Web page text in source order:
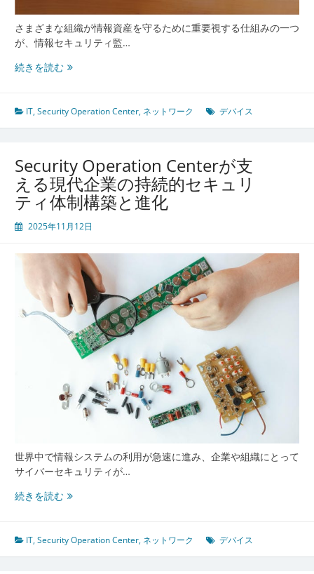
さまざまな組織が情報資産を守るために重要視する仕組みの一つ
が、情報セキュリティ監…
続きを読む進
る
情
盤
を
支
え
る
Operation
Center
の
多
角
的
な
と
運
前
線
IT,Security Operation Center, ネットワーク デバイス
Security Operation Centerが支
える現代企業の持続的セキュリ
ティ体制構築と進化
2025年11月12日
世界中で情報システムの利用が急速に進み、企業や組織にとって
サイバーセキュリティが…
続きを読むSecurity
が
支
IT,Security Operation Center, ネットワーク デバイス